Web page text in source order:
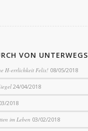
VON UNTERWEGS
H-errlichkeit Felix! 08/05/2018
24/04/2018
2018
im Leben 03/02/2018